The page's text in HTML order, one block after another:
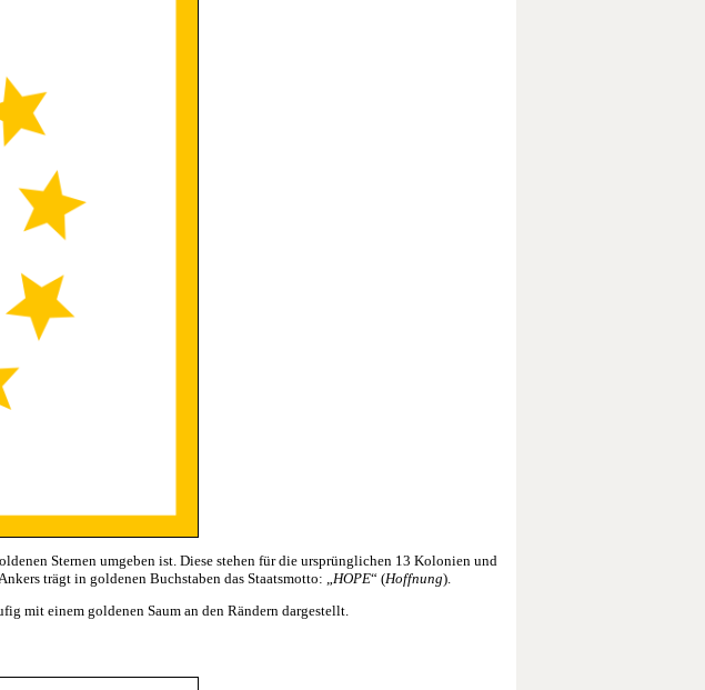
Sternen umgeben ist. Diese stehen für die ursprünglichen 13 Kolonien und
trägt in goldenen Buchstaben das Staatsmotto: „HOPE“ (Hoffnung).
mit einem goldenen Saum an den Rändern dargestellt.